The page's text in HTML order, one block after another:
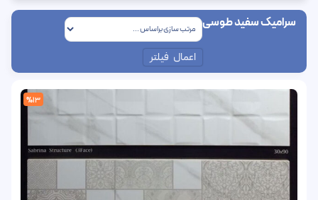
سرامیک سفید طوسی
اعمال فیلتر
%13